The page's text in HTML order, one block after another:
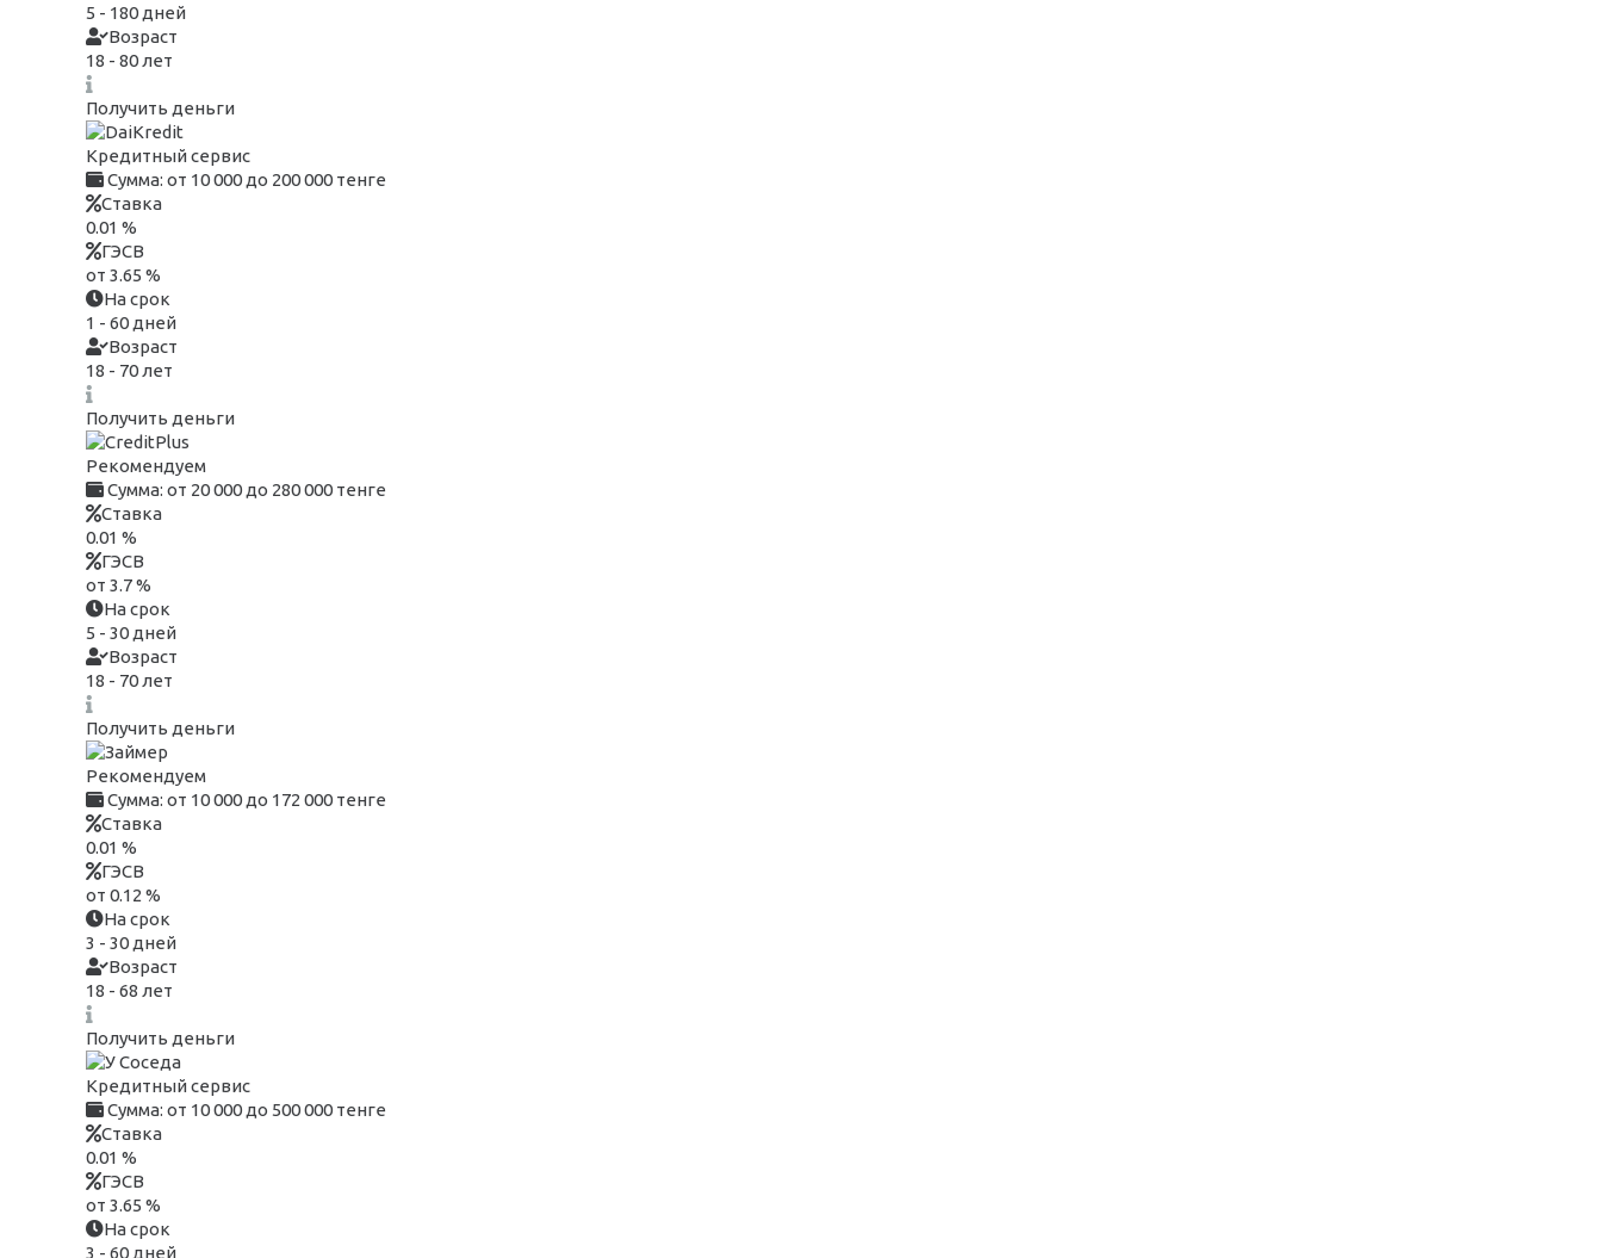
5 - 180 дней
Возраст
18 - 80 лет
Получить деньги
Кредитный сервис
Сумма: от 10 000 до 200 000 тенге
Ставка
0.01 %
ГЭСВ
от 3.65 %
На срок
1 - 60 дней
Возраст
18 - 70 лет
Получить деньги
Рекомендуем
Сумма: от 20 000 до 280 000 тенге
Ставка
0.01 %
ГЭСВ
от 3.7 %
На срок
5 - 30 дней
Возраст
18 - 70 лет
Получить деньги
Рекомендуем
Сумма: от 10 000 до 172 000 тенге
Ставка
0.01 %
ГЭСВ
от 0.12 %
На срок
3 - 30 дней
Возраст
18 - 68 лет
Получить деньги
Кредитный сервис
Сумма: от 10 000 до 500 000 тенге
Ставка
0.01 %
ГЭСВ
от 3.65 %
На срок
3 - 60 дней